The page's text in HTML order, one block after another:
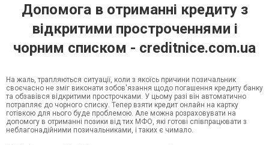
Допомога в отриманні кредиту з
відкритими простроченнями і
чорним списком - creditnice.com.ua
На жаль, трапляються ситуації, коли з якоїсь причини позичальник
своєчасно не зміг виконати зобов'язання щодо погашення кредиту банку
та обзавівся відкритими прострочками. У цьому разі він автоматично
потрапляє до чорного списку. Тепер взяти кредит онлайн на картку
готівкою для нього буде проблемою. Але можна розраховувати на
допомогу в отриманні позики від тих МФО, які готові співпрацювати з
неблагонадійними позичальниками, і таких є чимало.